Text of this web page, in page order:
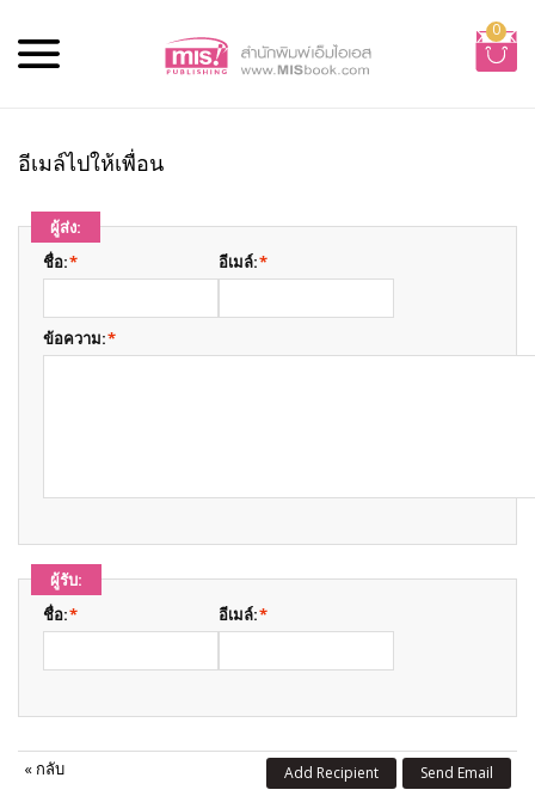
0
อีเมล์ไปให้เพื่อน
ผู้ส่ง:
*
ชื่อ: *
อีเมล์:
*
ข้อความ:
ผู้รับ:
*
ชื่อ: *
อีเมล์:
« กลับ Send Email
Add Recipient